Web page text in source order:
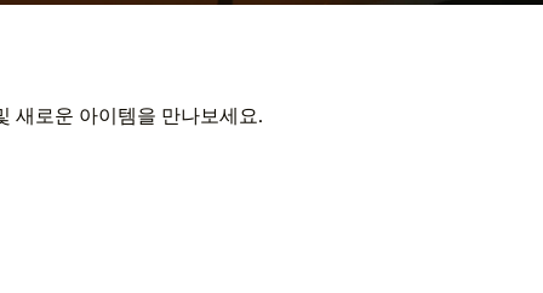
새로운 아이템을 만나보세요.